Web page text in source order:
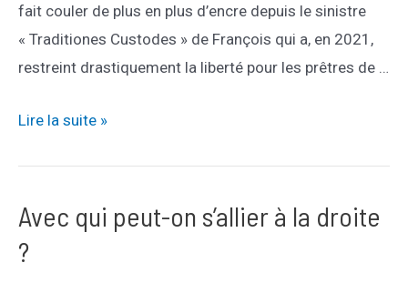
fait couler de plus en plus d’encre depuis le sinistre
« Traditiones Custodes » de François qui a, en 2021,
restreint drastiquement la liberté pour les prêtres de …
Le
l’ordinariat
Lire la suite »
Avec qui peut-on s’allier à la droite
?